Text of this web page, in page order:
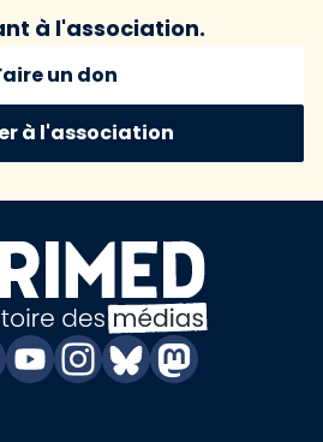
à l'association.
un don
à l'association